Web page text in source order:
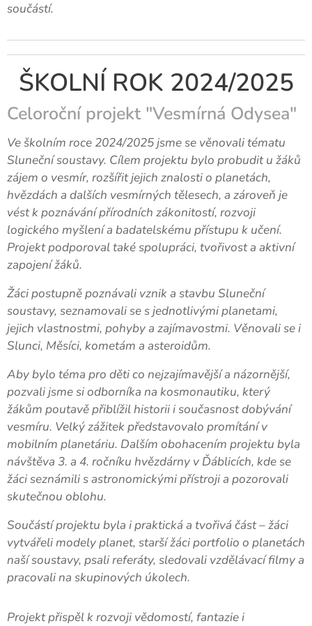
součástí.
ŠKOLNÍ ROK 2024/2025
Celoroční projekt "Vesmírná Odysea"
Ve školním roce 2024/2025 jsme se věnovali tématu
Sluneční soustavy. Cílem projektu bylo probudit u žáků
zájem o vesmír, rozšířit jejich znalosti o planetách,
hvězdách a dalších vesmírných tělesech, a zároveň je
vést k poznávání přírodních zákonitostí, rozvoji
logického myšlení a badatelskému přístupu k učení.
Projekt podporoval také spolupráci, tvořivost a aktivní
zapojení žáků.
Žáci postupně poznávali vznik a stavbu Sluneční
soustavy, seznamovali se s jednotlivými planetami,
jejich vlastnostmi, pohyby a zajímavostmi. Věnovali se i
Slunci, Měsíci, kometám a asteroidům.
Aby bylo téma pro děti co nejzajímavější a názornější,
pozvali jsme si odborníka na kosmonautiku, který
žákům poutavě přiblížil historii i současnost dobývání
vesmíru. Velký zážitek představovalo promítání v
mobilním planetáriu. Dalším obohacením projektu byla
návštěva 3. a 4. ročníku hvězdárny v Ďáblicích, kde se
žáci seznámili s astronomickými přístroji a pozorovali
skutečnou oblohu.
Součástí projektu byla i praktická a tvořivá část – žáci
vytvářeli modely planet, starší žáci portfolio o planetách
naší soustavy, psali referáty, sledovali vzdělávací filmy a
pracovali na skupinových úkolech.
Projekt přispěl k rozvoji vědomostí, fantazie i